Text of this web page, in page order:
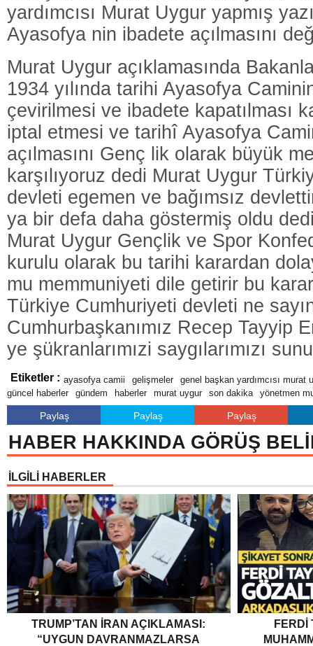
yardımcısı Murat Uygur yapmış
Ayasofya nin ibadete açılmasını
Murat Uygur açıklamasında
1934 yılında tarihi Ayasofya
çevirilmesi ve ibadete kapatılması
iptal etmesi ve tarihî Ayasofya
açılmasını Genç lik olarak büyük
karşılıyoruz dedi Murat Uygur
devleti egemen ve bağımsız
ya bir defa daha göstermiş oldu
Murat Uygur Gençlik ve Spor
kurulu olarak bu tarihi karardan
mu memmuniyeti dile getirir bu
Türkiye Cumhuriyeti devleti ne
Cumhurbaşkanımız Recep Tayyip
ye şükranlarımızi saygılarımızı
Etiketler : ayasofya camii gelişmeler
genel başkan yardımcısı murat
güncel haberler
gündem haberler murat uygur son dakika yönetmen
Paylaş Paylaş Paylaş
HABER HAKKINDA GÖRÜŞ
İLGİLİ HABERLER
TRUMP’TAN İRAN AÇIKLAMASI:
“UYGUN DAVRANMAZLARSA
FERDI